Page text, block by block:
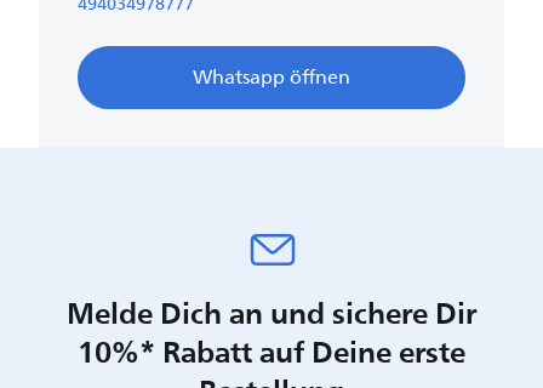
Whatsapp öffnen
Melde Dich an und sichere Dir
10%* Rabatt auf Deine erste